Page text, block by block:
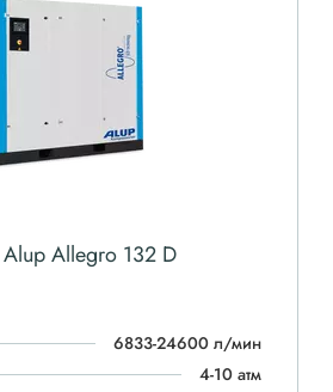
Allegro 132 D
6833-24600 л/мин
4-10 атм